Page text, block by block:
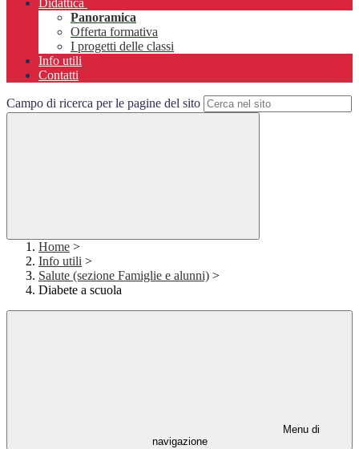
Didattica
Panoramica
Offerta formativa
I progetti delle classi
Info utili
Contatti
Campo di ricerca per le pagine del sito
Home >
Info utili >
Salute (sezione Famiglie e alunni) >
Diabete a scuola
Menu di
navigazione